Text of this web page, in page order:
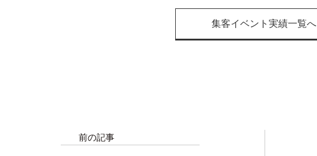
集客イベント実績一覧へ
前の記事